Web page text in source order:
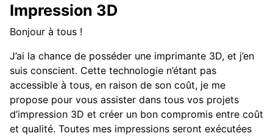
Impression 3D
Bonjour à tous !
J’ai la chance de posséder une imprimante 3D, et j’en
suis conscient. Cette technologie n’étant pas
accessible à tous, en raison de son coût, je me
propose pour vous assister dans tous vos projets
d’impression 3D et créer un bon compromis entre coût
et qualité. Toutes mes impressions seront exécutées